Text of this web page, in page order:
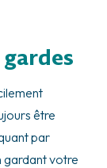
être
par
gardant votre